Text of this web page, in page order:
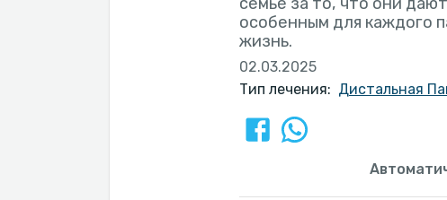
особенным для каждого
жизнь.
02.03.2025
Тип лечения: Дистальная